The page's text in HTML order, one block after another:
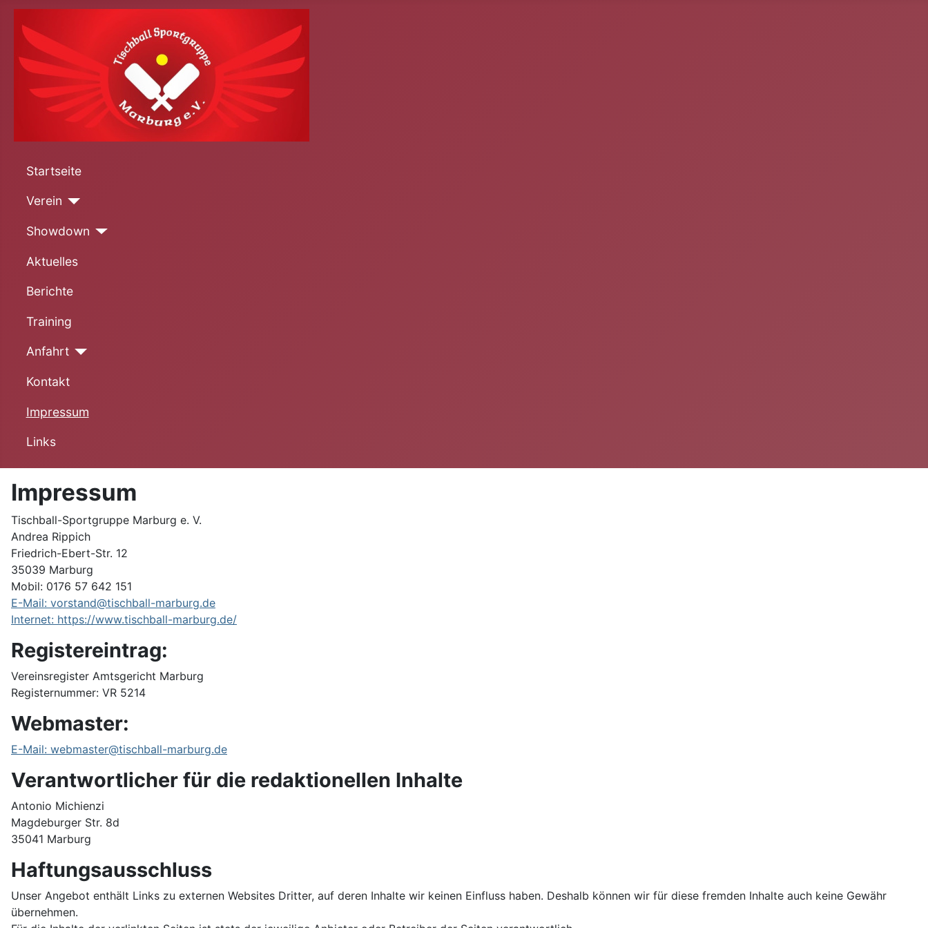
Startseite
Verein
Showdown
Aktuelles
Berichte
Training
Anfahrt
Kontakt
Impressum
Links
Impressum
Tischball-Sportgruppe Marburg e. V.
Andrea Rippich
Friedrich-Ebert-Str. 12
35039 Marburg
Mobil: 0176 57 642 151
E-Mail: vorstand@tischball-marburg.de
Internet: https://www.tischball-marburg.de/
Registereintrag:
Vereinsregister Amtsgericht Marburg
Registernummer: VR 5214
Webmaster:
E-Mail: webmaster@tischball-marburg.de
Verantwortlicher für die redaktionellen Inhalte
Antonio Michienzi
Magdeburger Str. 8d
35041 Marburg
Haftungsausschluss
Unser Angebot enthält Links zu externen Websites Dritter, auf deren Inhalte wir keinen Einfluss haben. Deshalb können wir für diese fremden Inhalte auch keine Gewähr
übernehmen.